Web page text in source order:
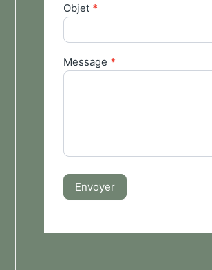
Objet *
Message *
Envoyer